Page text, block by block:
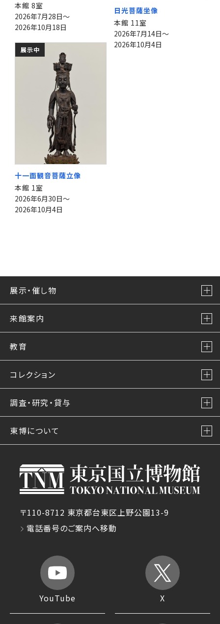
本館 8室
2026年7月28日～
2026年10月18日
日光菩薩坐像
本館 11室
2026年7月14日～
2026年10月4日
展示中
十一面観音菩薩立像
本館 1室
2026年6月30日～
2026年10月4日
展示・催し物
来館案内
教育
コレクション
調査・研究・貸与
東博について
〒110-8712 東京都台東区上野公園13-9
電話番号のご案内へ移動
YouTube X